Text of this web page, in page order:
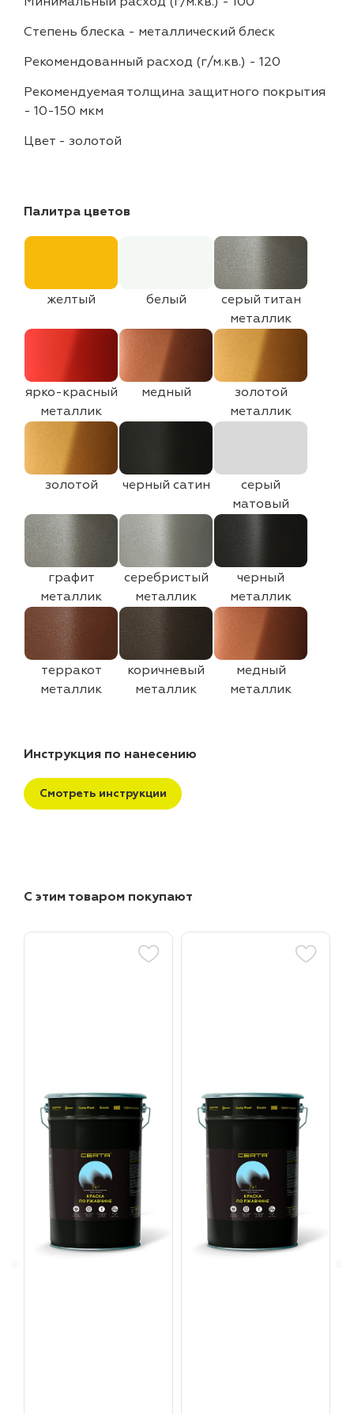
Степень блеска - металлический блеск
Рекомендованный расход (г/м.кв.) - 120
Рекомендуемая толщина защитного покрытия
- 10-150 мкм
Цвет - золотой
Палитра цветов
желтый белый
серый титан
металлик
ярко-красный
металлик
медный
золотой
металлик
золотой черный сатин
серый
матовый
графит
металлик
серебристый
металлик
черный
металлик
терракот
металлик
коричневый
металлик
медный
металлик
Инструкция по нанесению
Смотреть инструкции
С этим товаром покупают